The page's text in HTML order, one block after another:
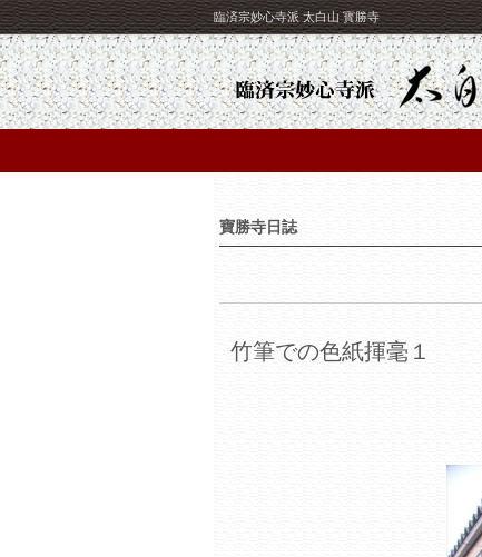
臨済宗妙心寺派 太白山 寳勝寺
寶勝寺日誌
竹筆での色紙揮毫１